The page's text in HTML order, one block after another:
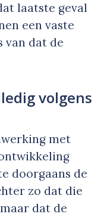
laatste geval
een vaste
van dat de
volgens
met
doorgaans de
zo dat die
dat de